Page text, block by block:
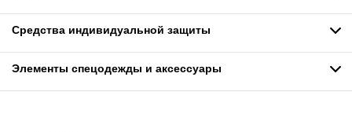
Средства индивидуальной защиты
Элементы спецодежды и аксессуары